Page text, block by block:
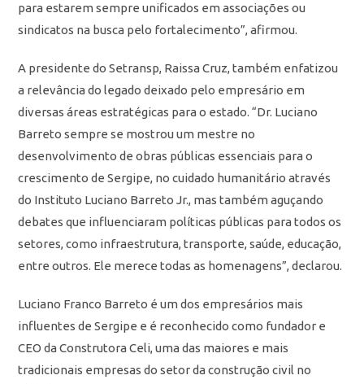
para estarem sempre unificados em associações ou
sindicatos na busca pelo fortalecimento”, afirmou.
A presidente do Setransp, Raissa Cruz, também enfatizou
a relevância do legado deixado pelo empresário em
diversas áreas estratégicas para o estado. “Dr. Luciano
Barreto sempre se mostrou um mestre no
desenvolvimento de obras públicas essenciais para o
crescimento de Sergipe, no cuidado humanitário através
do Instituto Luciano Barreto Jr., mas também aguçando
debates que influenciaram políticas públicas para todos os
setores, como infraestrutura, transporte, saúde, educação,
entre outros. Ele merece todas as homenagens”, declarou.
Luciano Franco Barreto é um dos empresários mais
influentes de Sergipe e é reconhecido como fundador e
CEO da Construtora Celi, uma das maiores e mais
tradicionais empresas do setor da construção civil no